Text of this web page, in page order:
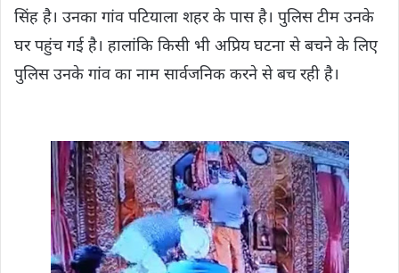
सिंह है। उनका गांव पटियाला शहर के पास है। पुलिस टीम उनके
घर पहुंच गई है। हालांकि किसी भी अप्रिय घटना से बचने के लिए
पुलिस उनके गांव का नाम सार्वजनिक करने से बच रही है।